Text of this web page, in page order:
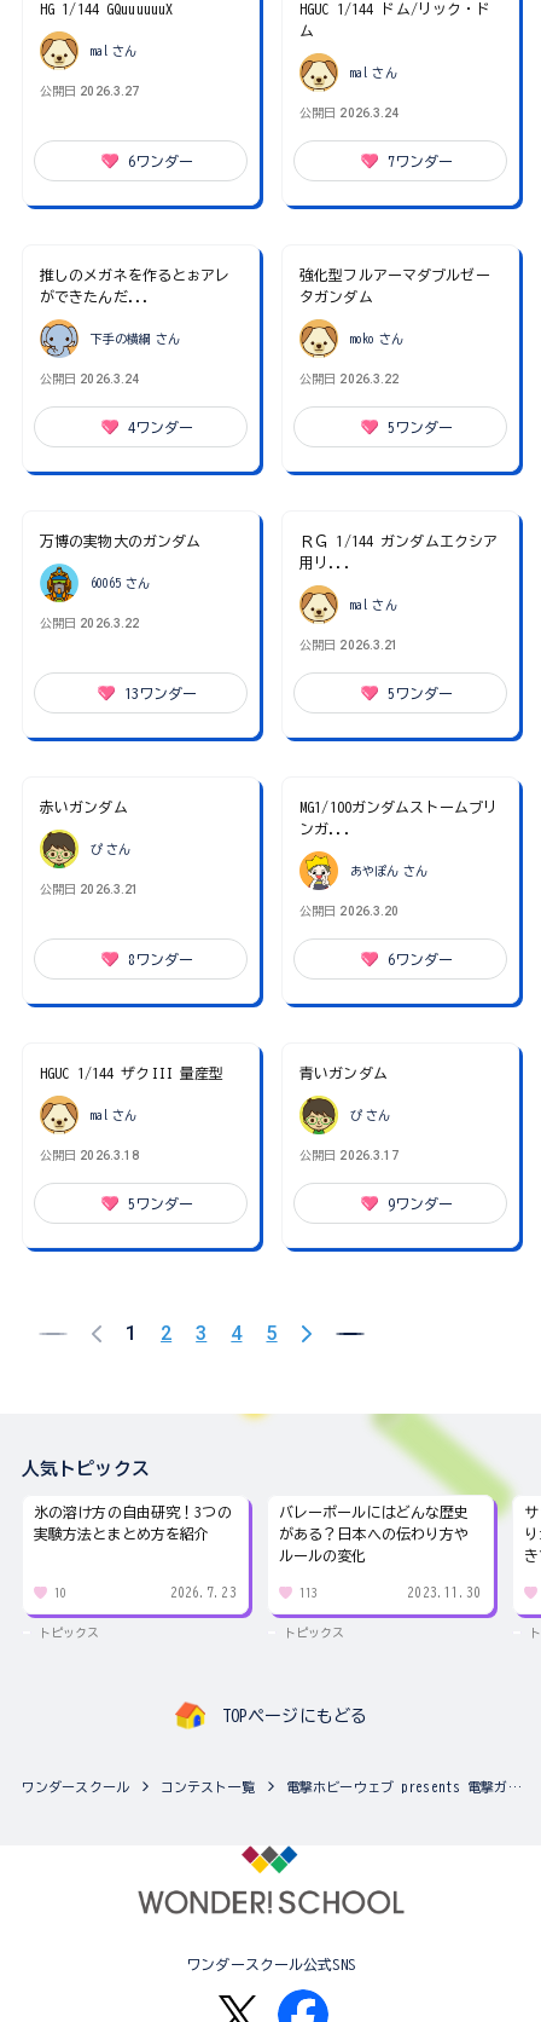
HG 1/144 GQuuuuuuX
mal さん
公開日 2026.3.27
6ワンダー
HGUC 1/144 ドム/リック・ド
ム
mal さん
公開日 2026.3.24
7ワンダー
推しのメガネを作るとぉアレ
ができたんだ...
下手の横綱 さん
公開日 2026.3.24
4ワンダー
強化型フルアーマダブルゼー
タガンダム
moko さん
公開日 2026.3.22
5 ワンダー
万博の実物大のガンダム
60065 さん
公開日 2026.3.22
13 ワンダー
ＲＧ 1/144 ガンダムエクシア
用リ...
mal さん
公開日 2026.3.21
5 ワンダー
赤いガンダム
ぴ さん
公開日 2026.3.21
8 ワンダー
MG1/100ガンダムストームブリ
ンガ...
あやぽん さん
公開日 2026.3.20
6ワンダー
HGUC 1/144 ザクIII 量産型
mal さん
公開日 2026.3.18
5 ワンダー
青いガンダム
ぴ さん
公開日 2026.3.17
9ワンダー
1 2 3 4 5
人気トピックス
氷の溶け方の自由研究！3つの
実験方法とまとめ方を紹介
10 2026.7.23
トピックス
バレーボールにはどんな歴史
がある？日本への伝わり方や
ルールの変化
113 2023.11.30
トピックス
TOPページにもどる
ワンダースクール コンテスト一覧 電撃ホビーウェブ presents 電撃ガンプラアカデミー
ワンダースクール公式SNS